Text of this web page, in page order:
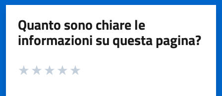
Quanto sono chiare le
informazioni su questa pagina?
Valuta da 1 a 5 stelle la pagina